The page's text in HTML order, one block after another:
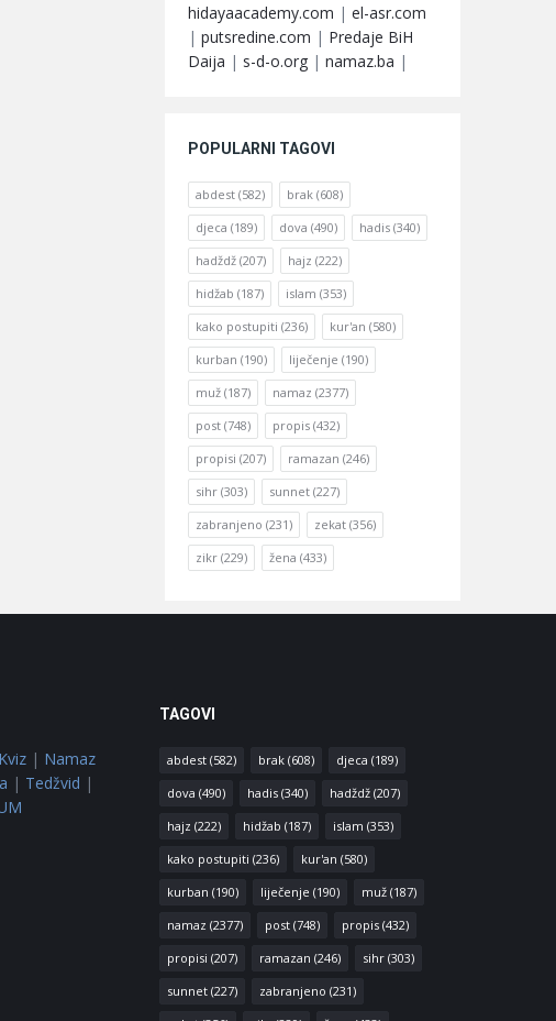
hidayaacademy.com | el-asr.com
| putsredine.com | Predaje BiH
Daija | s-d-o.org | namaz.ba |
POPULARNI TAGOVI
abdest (582) brak (608)
djeca (189) dova (490) hadis (340)
hadždž (207) hajz (222)
hidžab (187) islam (353)
kako postupiti (236) kur'an (580)
kurban (190) liječenje (190)
muž (187) namaz (2377)
post (748) propis (432)
propisi (207) ramazan (246)
sihr (303) sunnet (227)
zabranjeno (231) zekat (356)
zikr (229) žena (433)
| Namaz
| Tedžvid |
TAGOVI
abdest(582) brak(608) djeca (189)
dova (490) hadis(340) hadždž(207)
hajz (222) hidžab (187) islam (353)
kako postupiti (236) kur'an (580)
kurban (190) liječenje (190) muž(187)
namaz (2377) post(748) propis(432)
propisi (207) ramazan (246) sihr(303)
sunnet(227) zabranjeno (231)